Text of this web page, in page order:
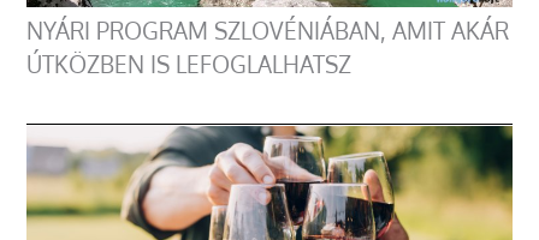
NYÁRI PROGRAM SZLOVÉNIÁBAN, AMIT AKÁR
ÚTKÖZBEN IS LEFOGLALHATSZ